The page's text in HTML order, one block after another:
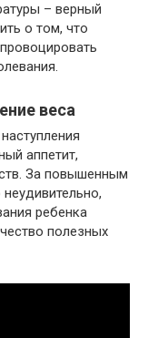
– верный
о том, что
веса
аппетит,
За повышенным
ребенка
полезных